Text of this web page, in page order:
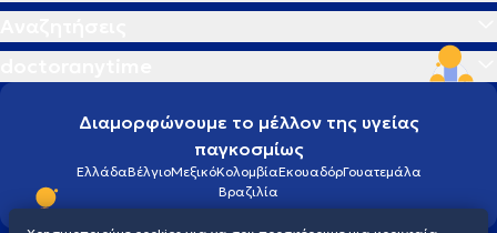
Διαμορφώνουμε το μέλλον της υγείας
παγκοσμίως
ΕλλάδαΒέλγιοΜεξικόΚολομβίαΕκουαδόρΓουατεμάλα
Βραζιλία